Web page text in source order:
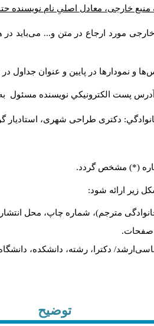
منبع خارجی، معادل اصلیِ نام نویسنده
خارجی مورد ارجاع در متن و...
نمودارها در پایین و عنوان جداول در
پست الكترونيكي نويسنده مسئول
دکتری طراحی شهری، استادیار
(*) مشخص گردد.
زیر ارائه شود:
مترجم)، شماره چاپ، محل
صفحات.
دکترا، رشته، دانشکده،
توضیح